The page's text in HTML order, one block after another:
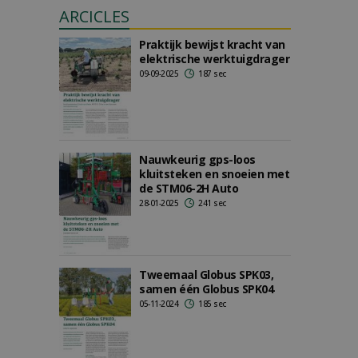
ARCICLES
Praktijk bewijst kracht van
elektrische werktuigdrager
09-09-2025 187 sec
Nauwkeurig gps-loos
kluitsteken en snoeien met
de STM06-2H Auto
28-01-2025 241 sec
Tweemaal Globus SPK03,
samen één Globus SPK04
05-11-2024 185 sec